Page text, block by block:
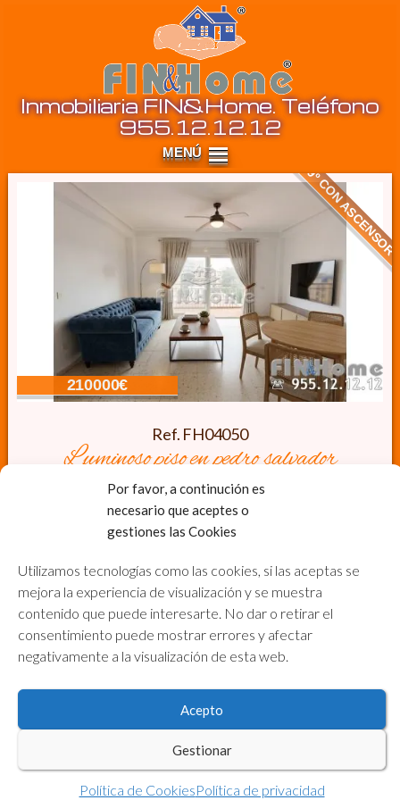
Por favor, a continución es
necesario que aceptes o
gestiones las Cookies
Utilizamos tecnologías como las cookies, si las aceptas se
mejora la experiencia de visualización y se muestra
contenido que puede interesarte. No dar o retirar el
consentimiento puede mostrar errores y afectar
negativamente a la visualización de esta web.
Acepto
Gestionar
Política de CookiesPolítica de privacidad
Inmobiliaria FIN&Home. Teléfono
955.12.12.12
210000€
9º CON ASCENSOR
Ref. FH04050
luminoso piso en pedro salvador
3 Dormitorios,1 Baño
Ascensor
Ver Propiedad
Copyright © 2026 · ® Inmobiliaria FIN&Home, Servicios
Inmobiliarios y Financieros · Teléfono 955.12.12.12 ·